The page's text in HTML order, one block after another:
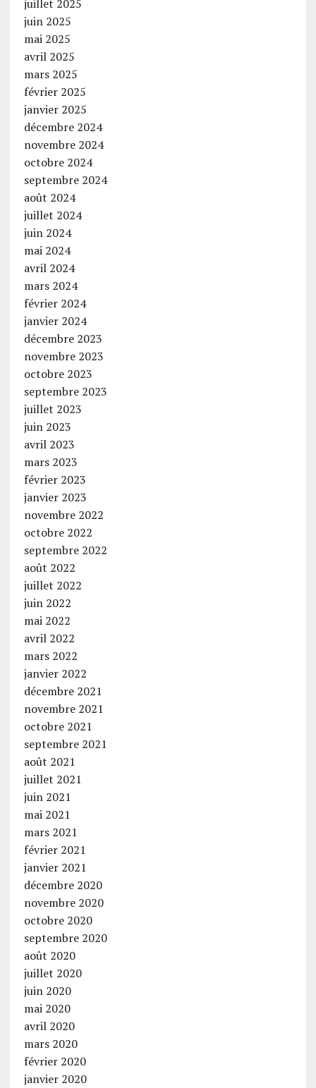
juillet 2025
juin 2025
mai 2025
avril 2025
mars 2025
février 2025
janvier 2025
décembre 2024
novembre 2024
octobre 2024
septembre 2024
août 2024
juillet 2024
juin 2024
mai 2024
avril 2024
mars 2024
février 2024
janvier 2024
décembre 2023
novembre 2023
octobre 2023
septembre 2023
juillet 2023
juin 2023
avril 2023
mars 2023
février 2023
janvier 2023
novembre 2022
octobre 2022
septembre 2022
août 2022
juillet 2022
juin 2022
mai 2022
avril 2022
mars 2022
janvier 2022
décembre 2021
novembre 2021
octobre 2021
septembre 2021
août 2021
juillet 2021
juin 2021
mai 2021
mars 2021
février 2021
janvier 2021
décembre 2020
novembre 2020
octobre 2020
septembre 2020
août 2020
juillet 2020
juin 2020
mai 2020
avril 2020
mars 2020
février 2020
janvier 2020